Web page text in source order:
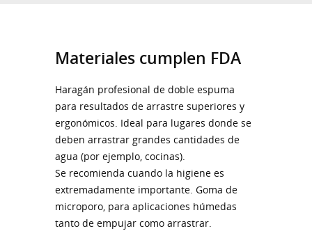
Materiales cumplen FDA
Haragán profesional de doble espuma
para resultados de arrastre superiores y
ergonómicos. Ideal para lugares donde se
deben arrastrar grandes cantidades de
agua (por ejemplo, cocinas).
Se recomienda cuando la higiene es
extremadamente importante. Goma de
microporo, para aplicaciones húmedas
tanto de empujar como arrastrar.